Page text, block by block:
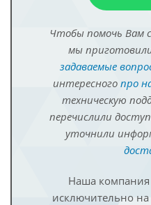
Чтобы помочь Вам
мы
задаваемые
интересного про
техническую
перечислили
уточнили
Наша компания
исключительно